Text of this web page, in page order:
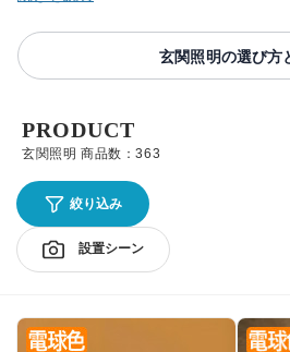
の安心感を生み、デザイン性の高い一
てます。玄関の電気が古くなってきた
選びください。
玄関照明の選び方
玄関照明 商品数：363
PRODUCT
絞り込み
設置シーン